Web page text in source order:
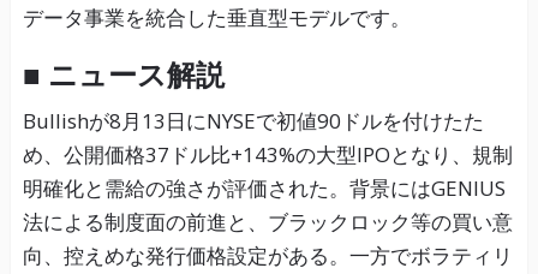
データ事業を統合した垂直型モデルです。
■ ニュース解説
Bullishが8月13日にNYSEで初値90ドルを付けたた
め、公開価格37ドル比+143%の大型IPOとなり、規制
明確化と需給の強さが評価された。背景にはGENIUS
法による制度面の前進と、ブラックロック等の買い意
向、控えめな発行価格設定がある。一方でボラティリ